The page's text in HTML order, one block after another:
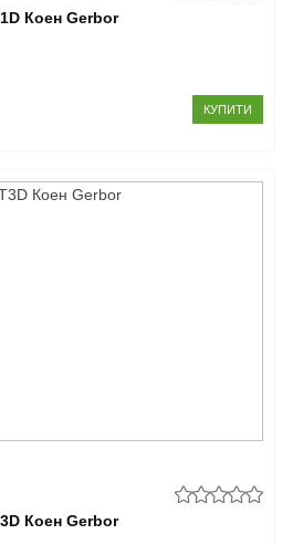
Коен Gerbor
КУПИТИ
Коен Gerbor